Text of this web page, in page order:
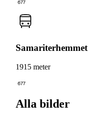
677
Samariterhemmet
1915 meter
677
Alla bilder